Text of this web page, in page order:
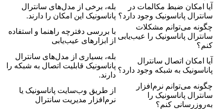
آیا امکان ضبط مکالمات در
سانترال پاناسونیک وجود دارد؟
بله، برخی از مدل‌های سانترال
پاناسونیک این امکان را دارند.
چگونه می‌توانم مشکلات
سانترال پاناسونیک را عیب‌یابی
کنم؟
با بررسی دفترچه راهنما و استفاده
از ابزارهای عیب‌یابی
آیا امکان اتصال سانترال
پاناسونیک به شبکه وجود دارد؟
بله، بسیاری از مدل‌های سانترال
پاناسونیک قابلیت اتصال به شبکه را
دارند.
چگونه می‌توانم نرم‌افزار
سانترال پاناسونیک را
به‌روزرسانی کنم؟
از طریق وب‌سایت پاناسونیک یا
نرم‌افزار مدیریت سانترال